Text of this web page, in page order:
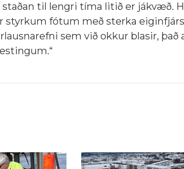
til lengri tíma litið er jákvæð.
fótum með sterka
sem við okkur blasir, það